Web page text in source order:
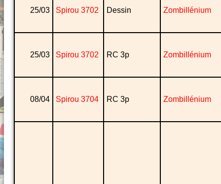
25/03 Spirou 3702 Dessin Zombillénium
25/03 Spirou 3702 RC 3p Zombillénium
08/04 Spirou 3704 RC 3p Zombillénium